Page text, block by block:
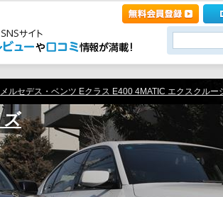
メルセデス・ベンツ Eクラス E400 4MATIC エクスクル